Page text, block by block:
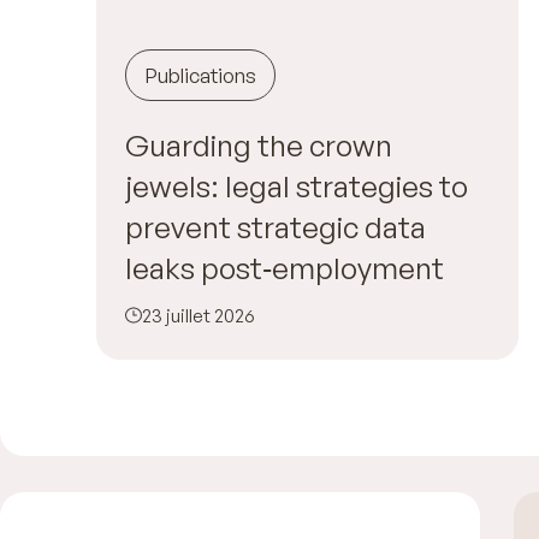
Publications
Guarding the crown
jewels: legal strategies to
prevent strategic data
leaks post‑employment
23 juillet 2026